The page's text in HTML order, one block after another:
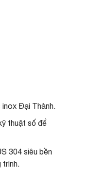
Đại Thành.
thuật số để
304 siêu bền
trình.